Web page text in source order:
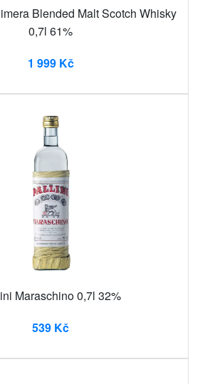
Blended Malt Scotch Whisky
0,7l 61%
1 999 Kč
Maraschino 0,7l 32%
539 Kč